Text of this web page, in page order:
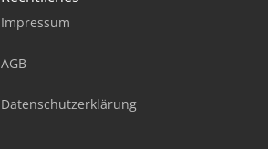
Impressum
AGB
Datenschutzerklärung